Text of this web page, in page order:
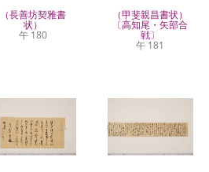
（長善坊契雅書
状）
午 180
（甲斐親昌書状）
〔高知尾・矢部合
戦〕
午 181